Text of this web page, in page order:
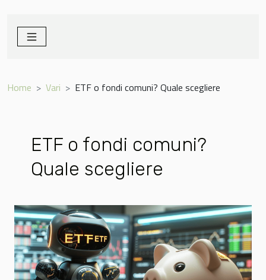
Home Vari ETF o fondi comuni? Quale scegliere
ETF o fondi comuni?
Quale scegliere